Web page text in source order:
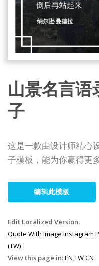
山景名言
子
这是一款由设计师精心
子模板，能为你赢得更
编辑此模板
Edit Localized Version:
Quote With Image Instagram
(TW) |
View this page in:EN TWCN